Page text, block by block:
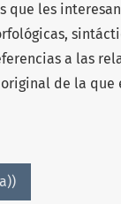
les
a las
de la que